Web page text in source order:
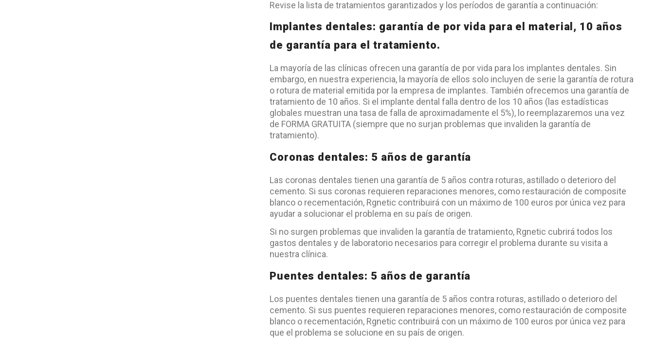
Revise la lista de tratamientos garantizados y los períodos de garantía a continuación:
Implantes dentales: garantía de por vida para el material, 10 años
de garantía para el tratamiento.
La mayoría de las clínicas ofrecen una garantía de por vida para los implantes dentales. Sin
embargo, en nuestra experiencia, la mayoría de ellos solo incluyen de serie la garantía de rotura
o rotura de material emitida por la empresa de implantes. También ofrecemos una garantía de
tratamiento de 10 años. Si el implante dental falla dentro de los 10 años (las estadísticas
globales muestran una tasa de falla de aproximadamente el 5%), lo reemplazaremos una vez
de FORMA GRATUITA (siempre que no surjan problemas que invaliden la garantía de
tratamiento).
Coronas dentales: 5 años de garantía
Las coronas dentales tienen una garantía de 5 años contra roturas, astillado o deterioro del
cemento. Si sus coronas requieren reparaciones menores, como restauración de composite
blanco o recementación, Rgnetic contribuirá con un máximo de 100 euros por única vez para
ayudar a solucionar el problema en su país de origen.
Si no surgen problemas que invaliden la garantía de tratamiento, Rgnetic cubrirá todos los
gastos dentales y de laboratorio necesarios para corregir el problema durante su visita a
nuestra clínica.
Puentes dentales: 5 años de garantía
Los puentes dentales tienen una garantía de 5 años contra roturas, astillado o deterioro del
cemento. Si sus puentes requieren reparaciones menores, como restauración de composite
blanco o recementación, Rgnetic contribuirá con un máximo de 100 euros por única vez para
que el problema se solucione en su país de origen.